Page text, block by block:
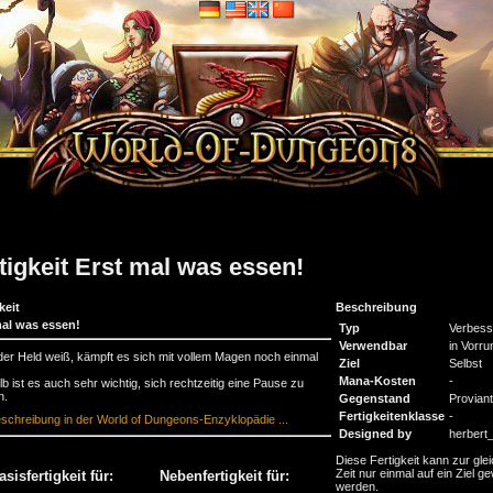
Erst mal was essen!
Beschreibung
was essen!
Held weiß, kämpft es sich mit vollem Magen noch einmal
ist es auch sehr wichtig, sich rechtzeitig eine Pause zu
in der World of Dungeons-Enzyklopädie ...
für: Nebenfertigkeit für:
Typ
Verwendbar
in
Ziel
Selbst
Mana-Kosten
-
Gegenstand
Proviant
Fertigkeitenklasse -
Designed by
herbert_
Diese Fertigkeit kann zur
Zeit nur einmal auf ein Ziel
werden.